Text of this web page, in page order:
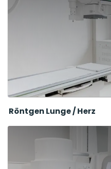
Röntgen Lunge / Herz